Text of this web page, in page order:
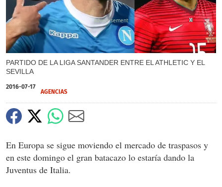
PARTIDO DE LA LIGA SANTANDER ENTRE EL ATHLETIC Y EL
SEVILLA
X
X
X
X
X
X
X
X
X
2016-07-17
AGENCIAS
En Europa se sigue moviendo el mercado de traspasos y
en este domingo el gran batacazo lo estaría dando la
Juventus de Italia.